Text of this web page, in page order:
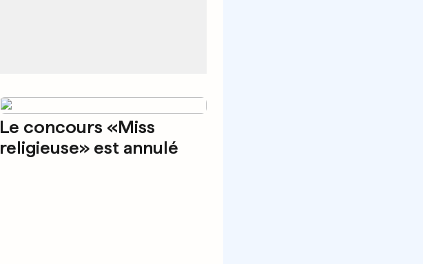
Le concours «Miss
religieuse» est annulé